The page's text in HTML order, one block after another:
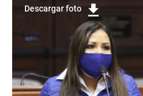
Descargar foto